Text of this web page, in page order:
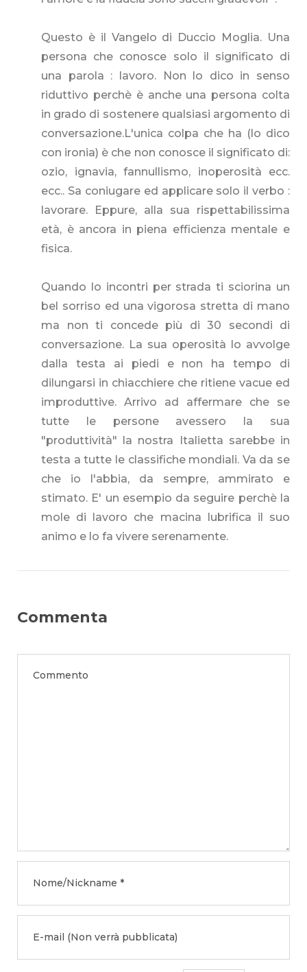
Questo è il Vangelo di Duccio Moglia. Una
persona che conosce solo il significato di
una parola : lavoro. Non lo dico in senso
riduttivo perchè è anche una persona colta
in grado di sostenere qualsiasi argomento di
conversazione.L'unica colpa che ha (lo dico
con ironia) è che non conosce il significato di:
ozio, ignavia, fannullismo, inoperosità ecc.
ecc.. Sa coniugare ed applicare solo il verbo :
lavorare. Eppure, alla sua rispettabilissima
età, è ancora in piena efficienza mentale e
fisica.
Quando lo incontri per strada ti sciorina un
bel sorriso ed una vigorosa stretta di mano
ma non ti concede più di 30 secondi di
conversazione. La sua operosità lo avvolge
dalla testa ai piedi e non ha tempo di
dilungarsi in chiacchiere che ritiene vacue ed
improduttive. Arrivo ad affermare che se
tutte le persone avessero la sua
"produttività" la nostra Italietta sarebbe in
testa a tutte le classifiche mondiali. Va da se
che io l'abbia, da sempre, ammirato e
stimato. E' un esempio da seguire perchè la
mole di lavoro che macina lubrifica il suo
animo e lo fa vivere serenamente.
Commenta